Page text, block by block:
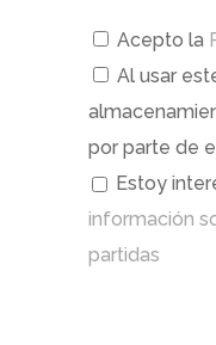
Acepto la
Al usar
por parte de
Estoy
información
partidas